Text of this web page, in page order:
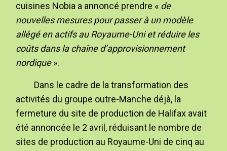
cuisines Nobia a annoncé prendre « de
nouvelles mesures pour passer à un modèle
allégé en actifs au Royaume-Uni et réduire les
coûts dans la chaîne d’approvisionnement
nordique».
Dans le cadre de la transformation des
activités du groupe outre-Manche déjà, la
fermeture du site de production de Halifax avait
été annoncée le 2 avril, réduisant le nombre de
sites de production au Royaume-Uni de cinq au